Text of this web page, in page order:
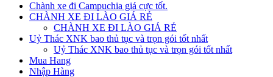
Chành xe đi Campuchia giá cực tốt.
CHÀNH XE ĐI LÀO GIÁ RẺ
CHÀNH XE ĐI LÀO GIÁ RẺ
Uỷ Thác XNK bao thủ tục và trọn gói tốt nhất
Uỷ Thác XNK bao thủ tục và trọn gói tốt nhất
Mua Hang
Nhập Hàng